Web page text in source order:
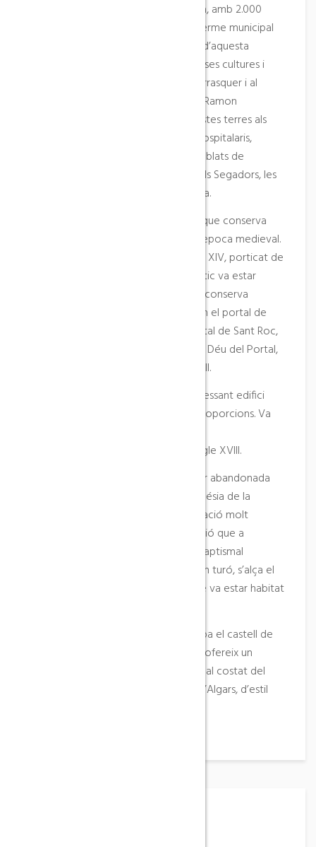
És la segona població de la comarca, amb 2.000
habitants. El riu d’Algars delimita el terme municipal
amb les terres d’Aragó. Als voltants d’aquesta
localitat s’han trobat restes de diverses cultures i
pobles, com al coll del Moro del Borrasquer i al
tossal del Moro de Pinyeres. El 1153, Ramon
Berenguer IV va fer donació d’aquestes terres als
templers i el 1317 la van heretar els hospitalaris,
juntament amb els indrets ara despoblats de
Pinyeres i Algars. Durant la guerra dels Segadors, les
tropes castellanes van saquejar la vila.
Batea té un elegant centre històric que conserva
porxos coberts i construccions de l’època medieval.
En destaca el carrer Major, del segle XIV, porticat de
dalt a baix, amb arcs junts. El casc antic va estar
emmurallat fins al segle XIV i encara conserva
vestigis de les portes d’entrada, com el portal de
l’Àngel, el portal de Cal Llarg i el portal de Sant Roc,
on es troba la capella de la Mare de Déu del Portal,
d’estil barroc, construïda el segle XVII.
L’església de Sant Miquel és un interessant edifici
d’estil neoclàssic-barroc, de grans proporcions. Va
construïda per Francesc Melet el segle XVIII.
A la població de Pinyeres, que va ser abandonada
durant la dècada de 1950, hi ha l’església de la
Transfiguració del Senyor, una edificació molt
interessant d’estil romànic de transició que a
l’interior encara conserva una pica baptismal
d’immersió. Al sud de Batea, sobre un turó, s’alça el
poble ibèric de Tossal del Moro, que va estar habitat
A 12 quilòmetres del municipi es troba el castell de
Sant Joan d’Algars, d’estil gòtic, que ofereix un
panorama excel·lent del riu d’Algars; al costat del
castell hi ha l’església de Sant Joan d’Algars, d’estil